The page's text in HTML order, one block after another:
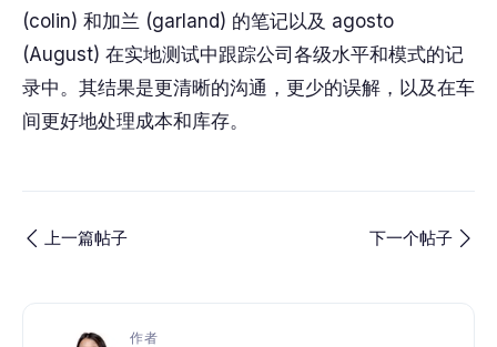
(colin) 和加兰 (garland) 的笔记以及 agosto
(August) 在实地测试中跟踪公司各级水平和模式的记
录中。其结果是更清晰的沟通，更少的误解，以及在车
间更好地处理成本和库存。
上一篇帖子 下一个帖子
作者